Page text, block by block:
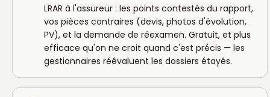
LRAR à l'assureur : les points contestés du rapport,
vos pièces contraires (devis, photos d'évolution,
PV), et la demande de réexamen. Gratuit, et plus
efficace qu'on ne croit quand c'est précis — les
gestionnaires réévaluent les dossiers étayés.